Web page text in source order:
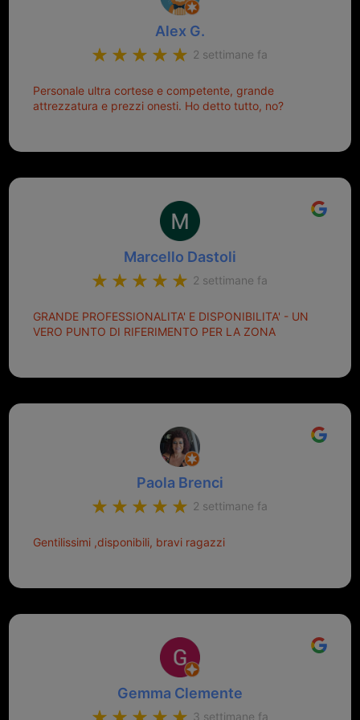
Alex G.
2 settimane fa
Personale ultra cortese e competente, grande
attrezzatura e prezzi onesti. Ho detto tutto, no?
Marcello Dastoli
2 settimane fa
GRANDE PROFESSIONALITA' E DISPONIBILITA' - UN
VERO PUNTO DI RIFERIMENTO PER LA ZONA
Paola Brenci
2 settimane fa
Gentilissimi ,disponibili, bravi ragazzi
Gemma Clemente
3 settimane fa